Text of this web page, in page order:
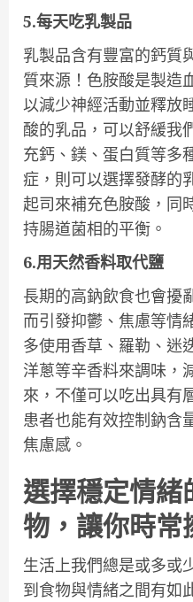
5.每天吃乳製品
乳製品含有豐富的鈣質
質來源！色胺酸是製造
以減少神經活動並釋放
酸的乳品，可以舒緩我
充鈣、鎂、蛋白質等多
症，則可以選擇發酵的
起司來補充色胺酸，同
持腸道菌相的平衡。
6.用天然香料取代鹽
長期的高鈉飲食也會擾
而引發抑鬱、焦慮等情
多使用香草、羅勒、迷
洋蔥等辛香料來調味，
來，不僅可以吃出具有
患者也能有效控制鈉含
焦慮感。
選擇穩定情
物，讓你時常
生活上我們總是或多或
到食物與情緒之間有如